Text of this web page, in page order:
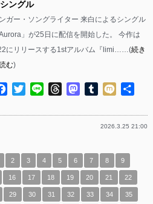
ングル
ガー・ソングライター 来白によるシングル
Aurora」が25日に配信を開始した。 今作は
にリリースする1stアルバム『limi……(続き
む)
Facebook
TwitterLine ThreadsMastodon
Tumblr
Mixi
2026.3.25 21:00
2 3 4 5 6 7 8 9
16 17 18 19 20 21 22
29 30 31 32 33 34 35